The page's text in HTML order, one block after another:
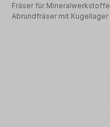
Fräser für Mineralwerkstoffe
Abrundfräser mit Kugellager